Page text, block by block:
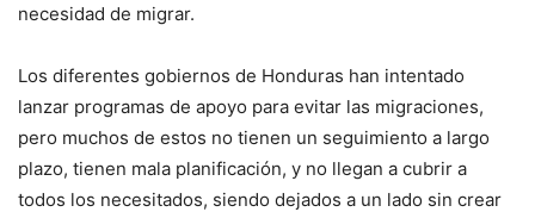
necesidad de migrar.
Los diferentes gobiernos de Honduras han intentado
lanzar programas de apoyo para evitar las migraciones,
pero muchos de estos no tienen un seguimiento a largo
plazo, tienen mala planificación, y no llegan a cubrir a
todos los necesitados, siendo dejados a un lado sin crear